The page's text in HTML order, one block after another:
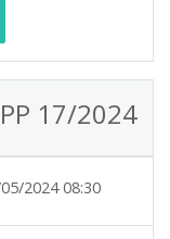
17/2024
2024 08:30